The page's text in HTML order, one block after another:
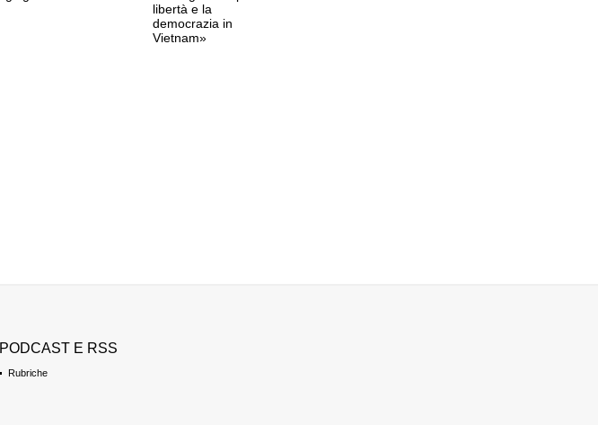
libertà e la
democrazia in
Vietnam»
PODCAST E RSS
Rubriche